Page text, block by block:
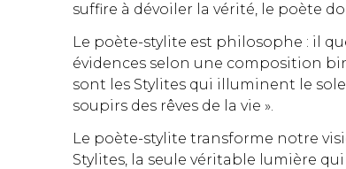
suffire à dévoiler la vérité, le poète
Le poète-stylite est philosophe : il
évidences selon une composition
sont les Stylites qui illuminent le
soupirs des rêves de la vie ».
Le poète-stylite transforme notre
Stylites, la seule véritable lumière